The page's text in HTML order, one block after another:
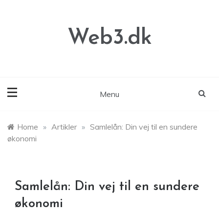
Web3.dk
Menu
Home » Artikler » Samlelån: Din vej til en sundere
økonomi
Samlelån: Din vej til en sundere
økonomi